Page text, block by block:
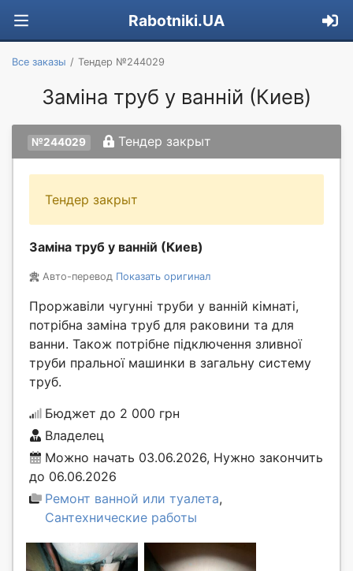
Rabotniki.UA
Все заказы Тендер №244029
Заміна труб у ванній (Киев)
№244029 Тендер закрыт
Тендер закрыт
Заміна труб у ванній (Киев)
Авто-перевод Показать оригинал
Проржавіли чугунні труби у ванній кімнаті,
потрібна заміна труб для раковини та для
ванни. Також потрібне підключення зливної
труби пральної машинки в загальну систему
труб.
Бюджет до 2 000 грн
Владелец
Можно начать 03.06.2026, Нужно закончить
до 06.06.2026
Ремонт ванной или туалета,
Сантехнические работы